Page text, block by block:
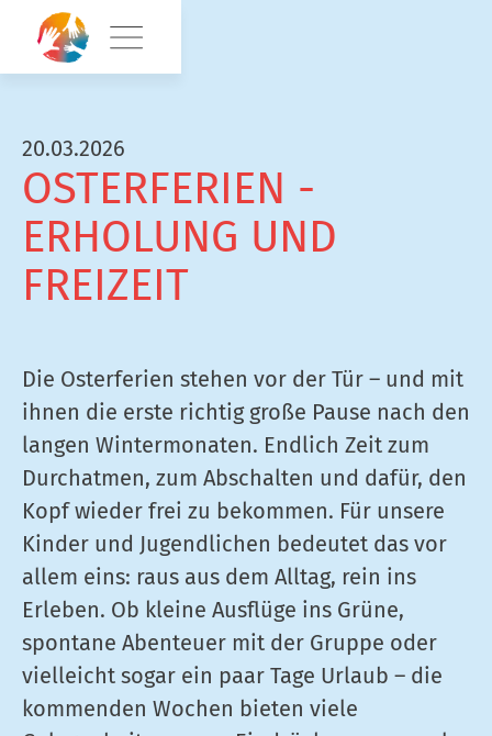
20.03.2026
OSTERFERIEN -
ERHOLUNG UND
FREIZEIT
Die Osterferien stehen vor der Tür – und mit
ihnen die erste richtig große Pause nach den
langen Wintermonaten. Endlich Zeit zum
Durchatmen, zum Abschalten und dafür, den
Kopf wieder frei zu bekommen. Für unsere
Kinder und Jugendlichen bedeutet das vor
allem eins: raus aus dem Alltag, rein ins
Erleben. Ob kleine Ausflüge ins Grüne,
spontane Abenteuer mit der Gruppe oder
vielleicht sogar ein paar Tage Urlaub – die
kommenden Wochen bieten viele